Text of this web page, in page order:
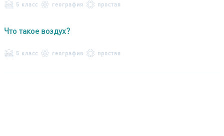
5 класс география простая
Что такое воздух?
5 класс география простая